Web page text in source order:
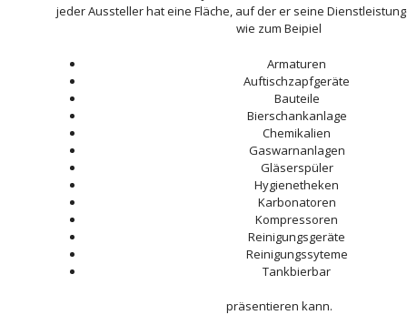
jeder Aussteller hat eine Fläche, auf der er seine
wie zum Beipiel
Armaturen
Auftischzapfgeräte
Bauteile
Bierschankanlage
Chemikalien
Gaswarnanlagen
Gläserspüler
Hygienetheken
Karbonatoren
Kompressoren
Reinigungsgeräte
Reinigungssyteme
Tankbierbar
präsentieren kann.